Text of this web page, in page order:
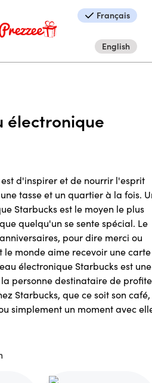
Français
English
électronique
d'inspirer et de nourrir l'esprit
tasse et un quartier à la fois.
Starbucks est le moyen le plus
quelqu'un se sente spécial. Le
pour dire merci ou
le monde aime recevoir une carte
électronique Starbucks est une
personne destinataire de
Starbucks, que ce soit son café,
simplement un moment avec